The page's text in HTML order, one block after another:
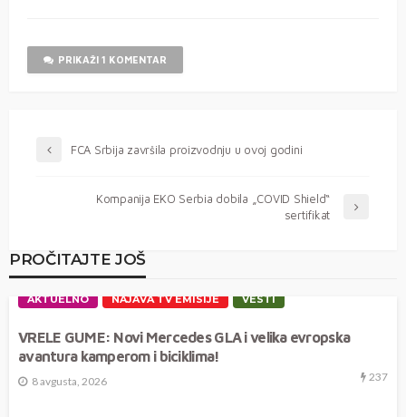
PRIKAŽI 1 KOMENTAR
FCA Srbija završila proizvodnju u ovoj godini
Kompanija EKO Serbia dobila „COVID Shield“
sertifikat
PROČITAJTE JOŠ
AKTUELNO NAJAVA TV EMISIJE VESTI
VRELE GUME: Novi Mercedes GLA i velika evropska
avantura kamperom i biciklima!
8 avgusta, 2026 237